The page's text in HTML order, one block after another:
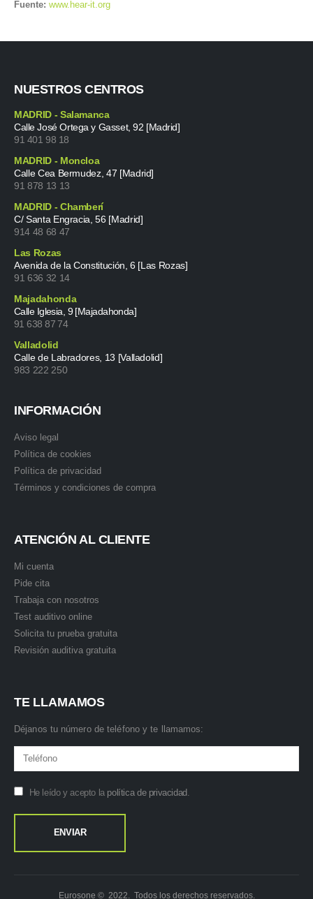
Fuente: www.hear-it.org
NUESTROS CENTROS
MADRID - Salamanca
Calle José Ortega y Gasset, 92 [Madrid]
91 401 98 18
MADRID - Moncloa
Calle Cea Bermudez, 47 [Madrid]
91 878 13 13
MADRID - Chamberí
C/ Santa Engracia, 56 [Madrid]
914 48 68 47
Las Rozas
Avenida de la Constitución, 6 [Las Rozas]
91 636 32 14
Majadahonda
Calle Iglesia, 9 [Majadahonda]
91 638 87 74
Valladolid
Calle de Labradores, 13 [Valladolid]
983 222 250
INFORMACIÓN
Aviso legal
Política de cookies
Política de privacidad
Términos y condiciones de compra
ATENCIÓN AL CLIENTE
Mi cuenta
Pide cita
Trabaja con nosotros
Test auditivo online
Solicita tu prueba gratuita
Revisión auditiva gratuita
TE LLAMAMOS
Déjanos tu número de teléfono y te llamamos:
He leído y acepto la política de privacidad.
Eurosone © 2022. Todos los derechos reservados.